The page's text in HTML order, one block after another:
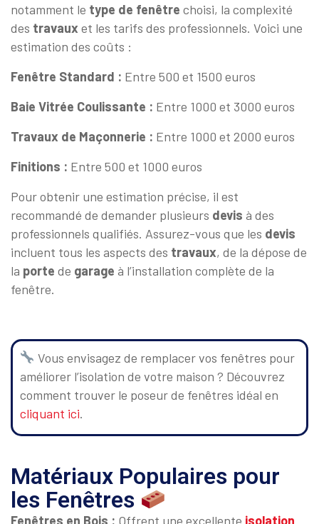
notamment le type de fenêtre choisi, la complexité
des travaux et les tarifs des professionnels. Voici une
estimation des coûts :
Fenêtre Standard : Entre 500 et 1500 euros
Baie Vitrée Coulissante : Entre 1000 et 3000 euros
Travaux de Maçonnerie : Entre 1000 et 2000 euros
Finitions : Entre 500 et 1000 euros
Pour obtenir une estimation précise, il est
recommandé de demander plusieurs devis à des
professionnels qualifiés. Assurez-vous que les devis
incluent tous les aspects des travaux, de la dépose de
la porte de garage à l’installation complète de la
fenêtre.
Vous envisagez de remplacer vos fenêtres pour
améliorer l’isolation de votre maison ? Découvrez
comment trouver le poseur de fenêtres idéal en
cliquant ici.
Matériaux Populaires pour
les Fenêtres
Fenêtres en Bois : Offrent une excellente isolation